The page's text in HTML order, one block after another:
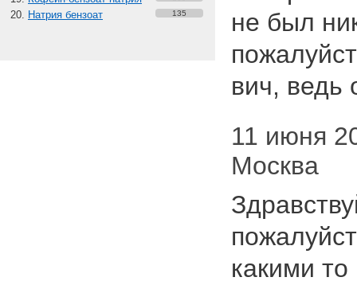
Натрия бензоат 135
не был
вич, ведь
11 июня
Москва
какими